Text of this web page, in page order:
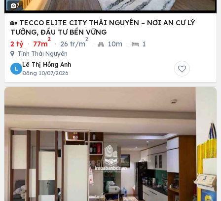
7
🏡 TECCO ELITE CITY THÁI NGUYÊN – NƠI AN CƯ LÝ
TƯỞNG, ĐẦU TƯ BỀN VỮNG
2 tỷ · 77m
2
· 26 tr/m
2
· 10m · 1
Tỉnh Thái Nguyên
L
Lê Thị Hồng Anh
Đăng 10/07/2026